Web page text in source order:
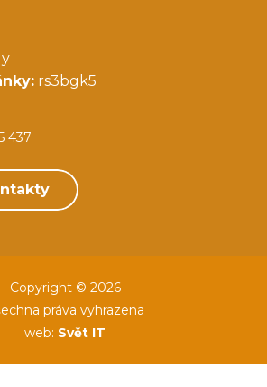
rs3bgk5
437
Copyright © 2026
práva vyhrazena
web: Svět IT